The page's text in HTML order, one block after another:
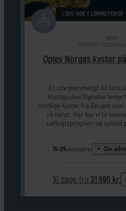
1.500 NOK I
Oplev Norges kyster
NORGE
KRYDSTOGT MED DANSK
Et uforglemmeligt All
Hurtigruten Signatur langs
nordlige kyster fra Bergen
rå natur. Her har vi to
udflugtsprogram og ophold
15-25deltagere Se
10 dage fra31.990 kr.